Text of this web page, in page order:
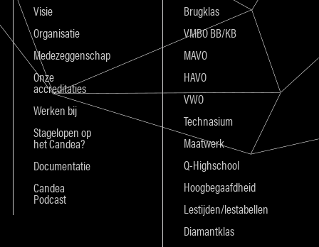
Visie
Organisatie
Medezeggenschap
Onze
accreditaties
Werken bij
Stagelopen op
het Candea?
Documentatie
Candea
Podcast
Brugklas
VMBO BB/KB
MAVO
HAVO
VWO
Technasium
Maatwerk
Q-Highschool
Hoogbegaafdheid
Lestijden/lestabellen
Diamantklas